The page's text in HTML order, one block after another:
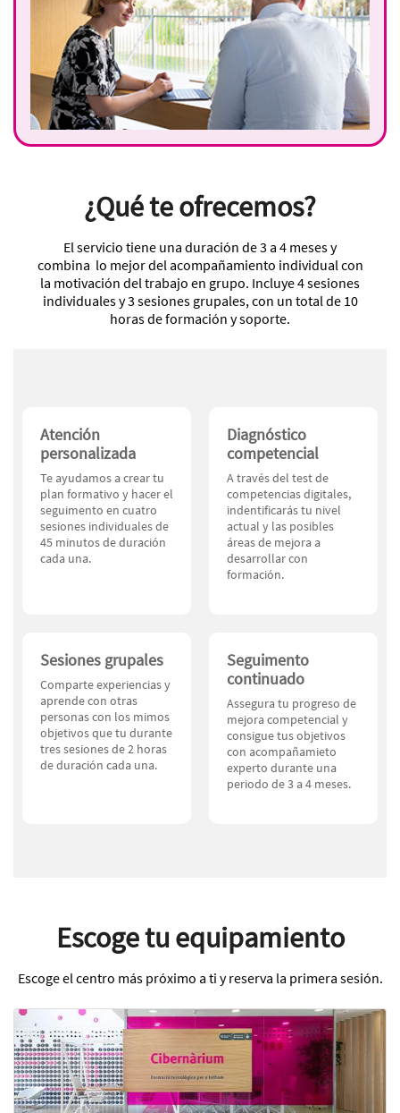
¿Qué te ofrecemos?
El servicio tiene una duración de 3 a 4 meses y
combina lo mejor del acompañamiento individual con
la motivación del trabajo en grupo. Incluye 4 sesiones
individuales y 3 sesiones grupales, con un total de 10
horas de formación y soporte.
Atención
personalizada
Te ayudamos a crear tu
plan formativo y hacer el
seguimento en cuatro
sesiones individuales de
45 minutos de duración
cada una.
Diagnóstico
competencial
A través del test de
competencias digitales,
indentificarás tu nivel
actual y las posibles
áreas de mejora a
desarrollar con
formación.
Sesiones grupales
Comparte experiencias y
aprende con otras
personas con los mimos
objetivos que tu durante
tres sesiones de 2 horas
de duración cada una.
Seguimento
continuado
Assegura tu progreso de
mejora competencial y
consigue tus objetivos
con acompañamieto
experto durante una
periodo de 3 a 4 meses.
Escoge tu equipamiento
Escoge el centro más próximo a ti y reserva la primera sesión.